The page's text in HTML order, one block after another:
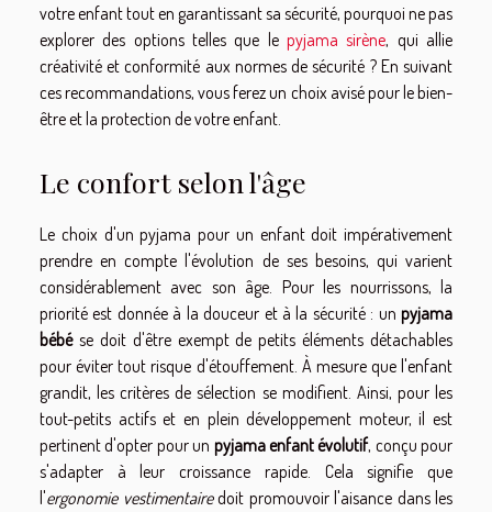
votre enfant tout en garantissant sa sécurité, pourquoi ne pas
explorer des options telles que le pyjama sirène, qui allie
créativité et conformité aux normes de sécurité ? En suivant
ces recommandations, vous ferez un choix avisé pour le bien-
être et la protection de votre enfant.
Le confort selon l'âge
Le choix d'un pyjama pour un enfant doit impérativement
prendre en compte l'évolution de ses besoins, qui varient
considérablement avec son âge. Pour les nourrissons, la
priorité est donnée à la douceur et à la sécurité : un pyjama
bébése doit d'être exempt de petits éléments détachables
pour éviter tout risque d'étouffement. À mesure que l'enfant
grandit, les critères de sélection se modifient. Ainsi, pour les
tout-petits actifs et en plein développement moteur, il est
pertinent d'opter pour un pyjama enfant évolutif, conçu pour
s'adapter à leur croissance rapide. Cela signifie que
l'ergonomie vestimentairedoit promouvoir l'aisance dans les